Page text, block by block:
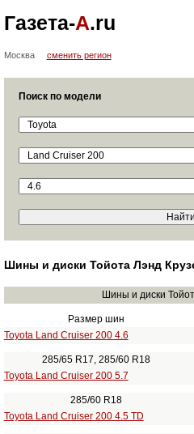
Газета-А.ru
Москва сменить регион
Поиск по модели
Шины и диски Тойота Лэнд
Шины и диски
Размер шин
Toyota Land Cruiser 200 4.6
285/65 R17, 285/60 R18
Toyota Land Cruiser 200 5.7
285/60 R18
Toyota Land Cruiser 200 4.5 TD